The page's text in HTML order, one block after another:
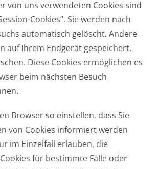
von uns verwendeten Cookies sind
Cookies“. Sie werden nach
automatisch gelöscht. Andere
auf Ihrem Endgerät gespeichert,
Diese Cookies ermöglichen es
beim nächsten Besuch
Browser so einstellen, dass Sie
von Cookies informiert werden
im Einzelfall erlauben, die
für bestimmte Fälle oder